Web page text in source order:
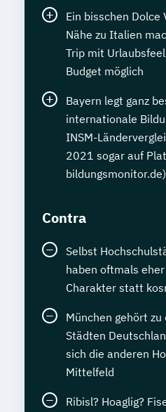
Ein bisschen Dolce
Nähe zu Italien
Trip mit
Budget möglich
Bayern legt ganz
internationale
INSM-
2021 sogar auf
bildungsmonitor.de)
Contra
Selbst
haben oftmals
Charakter statt
München gehört
Städten
sich die anderen
Mittelfeld
Ribisl? Hoaglig?